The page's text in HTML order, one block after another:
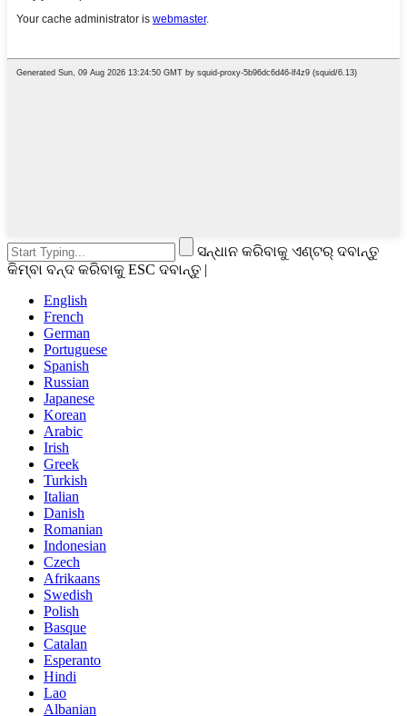
ସନ୍ଧାନ କରିବାକୁ ଏଣ୍ଟର୍ ଦବାନ୍ତୁ
କିମ୍ବା ବନ୍ଦ କରିବାକୁ ESC ଦବାନ୍ତୁ |
English
French
German
Portuguese
Spanish
Russian
Japanese
Korean
Arabic
Irish
Greek
Turkish
Italian
Danish
Romanian
Indonesian
Czech
Afrikaans
Swedish
Polish
Basque
Catalan
Esperanto
Hindi
Lao
Albanian